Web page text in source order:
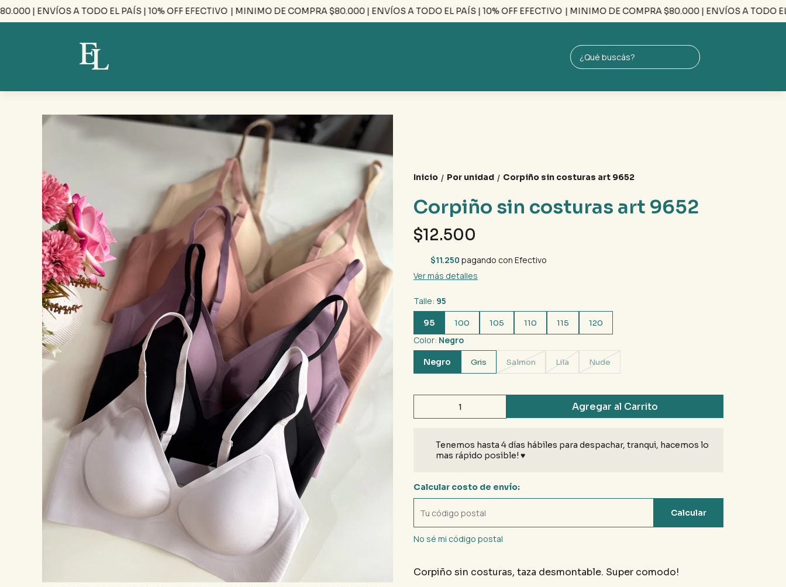
| ENVÍOS A TODO EL PAÍS | 10% OFF EFECTIVO | MINIMO DE COMPRA $80.000 | ENVÍOS A TODO EL PAÍS | 10% OFF EFECTIVO | MINIMO DE COMPRA $80.000 | ENVÍOS A TODO EL
Inicio / Por unidad / Corpiño sin costuras art 9652
Corpiño sin costuras art 9652
$12.500
$11.250 pagando con Efectivo
Ver más detalles
Talle: 95
95 100 105 110 115 120
Color: Negro
Negro Gris Salmon Lila Nude
Agregar al Carrito
Tenemos hasta 4 días hábiles para despachar, tranqui, hacemos lo
mas rápido posible! ♥
Calcular costo de envío:
Calcular
No sé mi código postal
Corpiño sin costuras, taza desmontable. Super comodo!